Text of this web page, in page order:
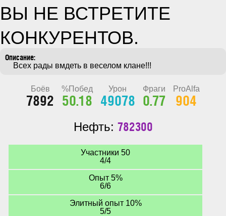
ВЫ НЕ ВСТРЕТИТЕ
КОНКУРЕНТОВ.
    Всех рады вмдеть в веселом клане!!!
Боёв
7892
%Побед
50.18
Урон
49078
Фраги
0.77
ProAlfa
904
Нефть: 782300
Участники 50
4/4
Опыт 5%
6/6
Элитный опыт 10%
5/5